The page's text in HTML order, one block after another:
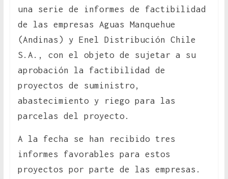
una serie de informes de factibilidad
de las empresas Aguas Manquehue
(Andinas) y Enel Distribución Chile
S.A., con el objeto de sujetar a su
aprobación la factibilidad de
proyectos de suministro,
abastecimiento y riego para las
parcelas del proyecto.
A la fecha se han recibido tres
informes favorables para estos
proyectos por parte de las empresas.